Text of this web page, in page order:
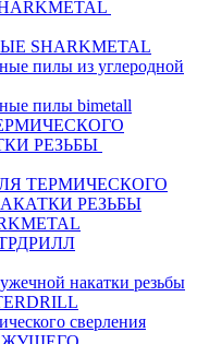
SHARKMETAL
пилы из углеродной
пилы bimetall
РЕЗЬБЫ
ТЕРМИЧЕСКОГО
РЕЗЬБЫ
накатки резьбы
сверления